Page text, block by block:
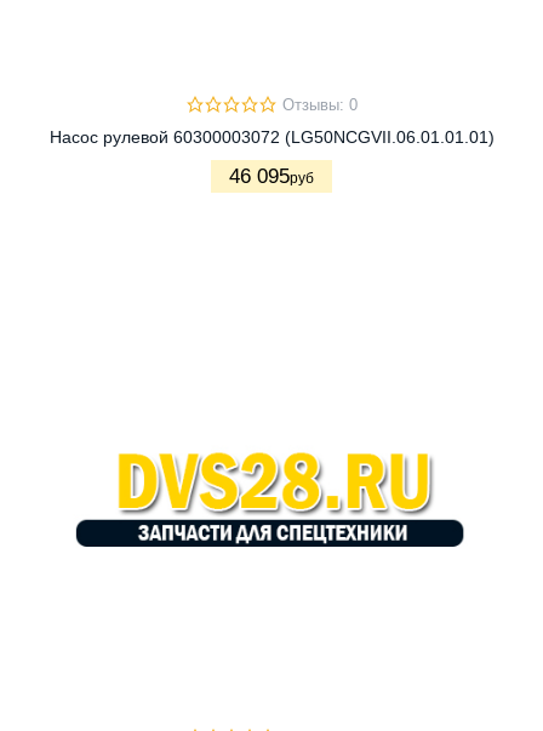
Отзывы: 0
Насос рулевой 60300003072 (LG50NCGVII.06.01.01.01)
46 095руб